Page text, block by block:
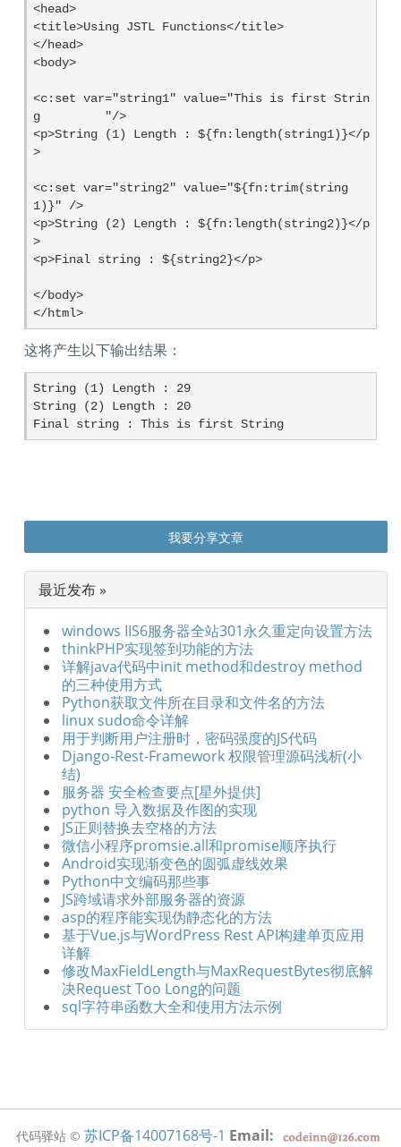
<head>
<title>Using JSTL Functions</title>
</head>
<body>
<c:set var="string1" value="This is first Strin
g         "/>
<p>String (1) Length : ${fn:length(string1)}</p
>
<c:set var="string2" value="${fn:trim(string
1)}" />
<p>String (2) Length : ${fn:length(string2)}</p
>
<p>Final string : ${string2}</p>
</body>
</html>
这将产生以下输出结果：
String (1) Length : 29
String (2) Length : 20
Final string : This is first String
我要分享文章
最近发布 »
windows IIS6服务器全站301永久重定向设置方法
thinkPHP实现签到功能的方法
详解java代码中init method和destroy method
的三种使用方式
Python获取文件所在目录和文件名的方法
linux sudo命令详解
用于判断用户注册时，密码强度的JS代码
Django-Rest-Framework 权限管理源码浅析(小
结)
服务器 安全检查要点[星外提供]
python 导入数据及作图的实现
JS正则替换去空格的方法
微信小程序promsie.all和promise顺序执行
Android实现渐变色的圆弧虚线效果
Python中文编码那些事
JS跨域请求外部服务器的资源
asp的程序能实现伪静态化的方法
基于Vue.js与WordPress Rest API构建单页应用
详解
修改MaxFieldLength与MaxRequestBytes彻底解
决Request Too Long的问题
sql字符串函数大全和使用方法示例
代码驿站 © 苏ICP备14007168号-1 Email: